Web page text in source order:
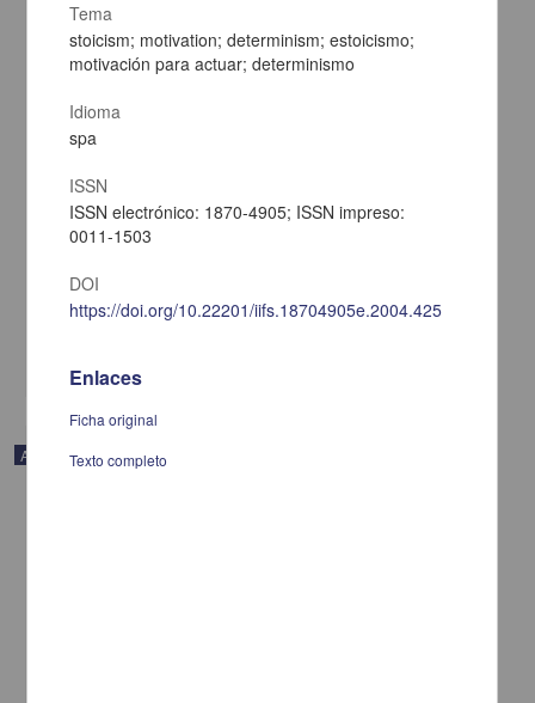
Los orígenes de la crítica literaria en México. La polémica entre
Alzate y Larrañaga
UNAM
2023-07-06
Artes y Humanidades
Artículo
Tema
stoicism; motivation; determinism; estoicismo;
motivación para actuar; determinismo
Idioma
spa
ISSN
ISSN electrónico: 1870-4905; ISSN impreso:
0011-1503
DOI
https://doi.org/10.22201/iifs.18704905e.2004.425
Enlaces
Ficha original
Texto completo